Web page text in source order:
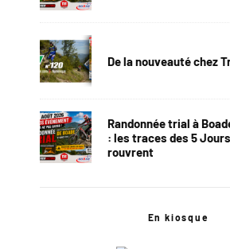
De la nouveauté chez
Randonnée trial à
: les traces des 5
rouvrent
En kiosque